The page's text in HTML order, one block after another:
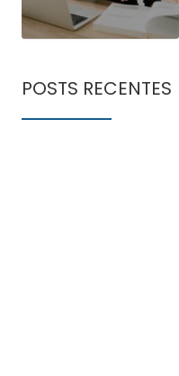
POSTS RECENTES